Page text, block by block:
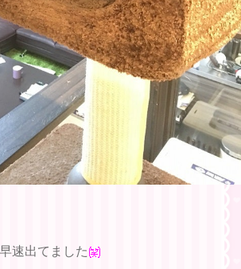
速出てました